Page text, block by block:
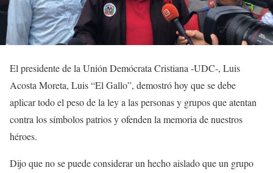
El presidente de la Unión Demócrata Cristiana -UDC-, Luis
Acosta Moreta, Luis “El Gallo”, demostró hoy que se debe
aplicar todo el peso de la ley a las personas y grupos que atentan
contra los símbolos patrios y ofenden la memoria de nuestros
héroes.
Dijo que no se puede considerar un hecho aislado que un grupo